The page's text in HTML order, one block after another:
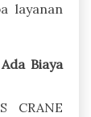
layanan
Biaya
CRANE